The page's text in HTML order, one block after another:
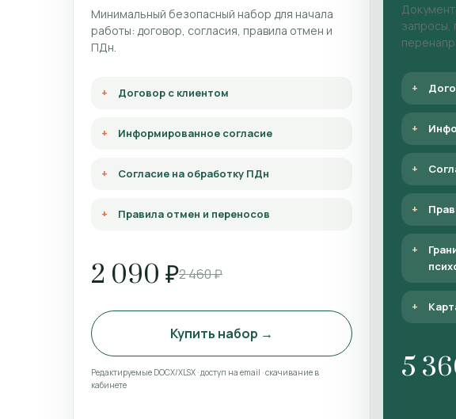
Минимальный безопасный набор для начала
работы: договор, согласия, правила отмен и
ПДн.
Договор с клиентом
Информированное согласие
Согласие на обработку ПДн
Правила отмен и переносов
2 090 ₽2 460 ₽
Купить набор →
Редактируемые DOCX/XLSX · доступ на email · скачивание в
кабинете
запросы,
5